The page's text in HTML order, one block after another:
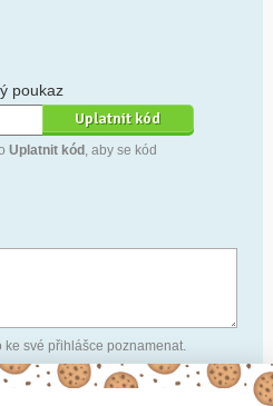
poukaz
Uplatnit kód , aby se kód
své přihlášce poznamenat.
přihlášky se automaticky